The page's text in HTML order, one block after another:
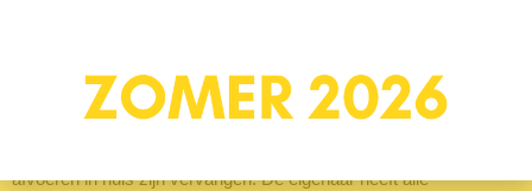
De huidige eigenaar heeft de woning de afgelopen jaren volledig
onderhanden genomen. Alle leidingen voor gas, water en elektra
zijn vervangen en alle cv-leidingen zijn weggewerkt in vloeren en
afvoeren in huis zijn vervangen. De eigenaar heeft alle